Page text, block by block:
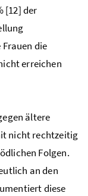
[12] der
die
erreichen
ältere
nicht rechtzeitig
Folgen.
an den
diese